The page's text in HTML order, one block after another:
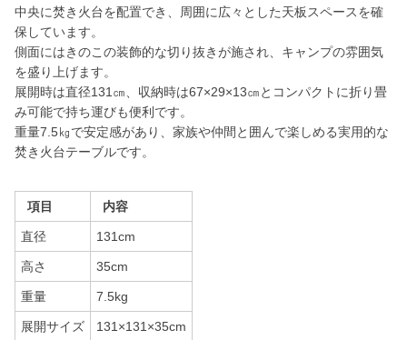
中央に焚き火台を配置でき、周囲に広々とした天板スペースを確
保しています。
側面にはきのこの装飾的な切り抜きが施され、キャンプの雰囲気
を盛り上げます。
展開時は直径131㎝、収納時は67×29×13㎝とコンパクトに折り畳
み可能で持ち運びも便利です。
重量7.5㎏で安定感があり、家族や仲間と囲んで楽しめる実用的な
焚き火台テーブルです。
項目 内容
直径 131cm
高さ 35cm
重量 7.5kg
展開サイズ 131×131×35cm